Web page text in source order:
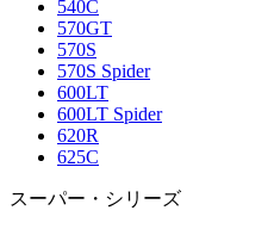
540C
570GT
570S
570S Spider
600LT
600LT Spider
620R
625C
スーパー・シリーズ